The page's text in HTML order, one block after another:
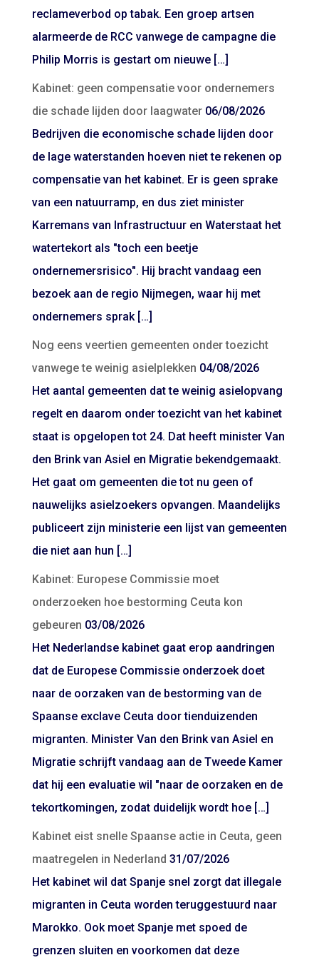
reclameverbod op tabak. Een groep artsen
alarmeerde de RCC vanwege de campagne die
Philip Morris is gestart om nieuwe […]
Kabinet: geen compensatie voor ondernemers
die schade lijden door laagwater 06/08/2026
Bedrijven die economische schade lijden door
de lage waterstanden hoeven niet te rekenen op
compensatie van het kabinet. Er is geen sprake
van een natuurramp, en dus ziet minister
Karremans van Infrastructuur en Waterstaat het
watertekort als "toch een beetje
ondernemersrisico". Hij bracht vandaag een
bezoek aan de regio Nijmegen, waar hij met
ondernemers sprak […]
Nog eens veertien gemeenten onder toezicht
vanwege te weinig asielplekken 04/08/2026
Het aantal gemeenten dat te weinig asielopvang
regelt en daarom onder toezicht van het kabinet
staat is opgelopen tot 24. Dat heeft minister Van
den Brink van Asiel en Migratie bekendgemaakt.
Het gaat om gemeenten die tot nu geen of
nauwelijks asielzoekers opvangen. Maandelijks
publiceert zijn ministerie een lijst van gemeenten
die niet aan hun […]
Kabinet: Europese Commissie moet
onderzoeken hoe bestorming Ceuta kon
gebeuren 03/08/2026
Het Nederlandse kabinet gaat erop aandringen
dat de Europese Commissie onderzoek doet
naar de oorzaken van de bestorming van de
Spaanse exclave Ceuta door tienduizenden
migranten. Minister Van den Brink van Asiel en
Migratie schrijft vandaag aan de Tweede Kamer
dat hij een evaluatie wil "naar de oorzaken en de
tekortkomingen, zodat duidelijk wordt hoe […]
Kabinet eist snelle Spaanse actie in Ceuta, geen
maatregelen in Nederland 31/07/2026
Het kabinet wil dat Spanje snel zorgt dat illegale
migranten in Ceuta worden teruggestuurd naar
Marokko. Ook moet Spanje met spoed de
grenzen sluiten en voorkomen dat deze